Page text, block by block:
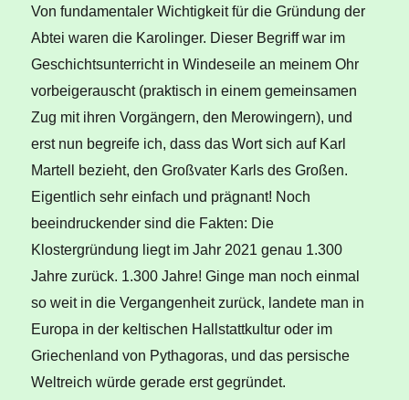
Von fundamentaler Wichtigkeit für die Gründung der
Abtei waren die Karolinger. Dieser Begriff war im
Geschichtsunterricht in Windeseile an meinem Ohr
vorbeigerauscht (praktisch in einem gemeinsamen
Zug mit ihren Vorgängern, den Merowingern), und
erst nun begreife ich, dass das Wort sich auf Karl
Martell bezieht, den Großvater Karls des Großen.
Eigentlich sehr einfach und prägnant! Noch
beeindruckender sind die Fakten: Die
Klostergründung liegt im Jahr 2021 genau 1.300
Jahre zurück. 1.300 Jahre! Ginge man noch einmal
so weit in die Vergangenheit zurück, landete man in
Europa in der keltischen Hallstattkultur oder im
Griechenland von Pythagoras, und das persische
Weltreich würde gerade erst gegründet.